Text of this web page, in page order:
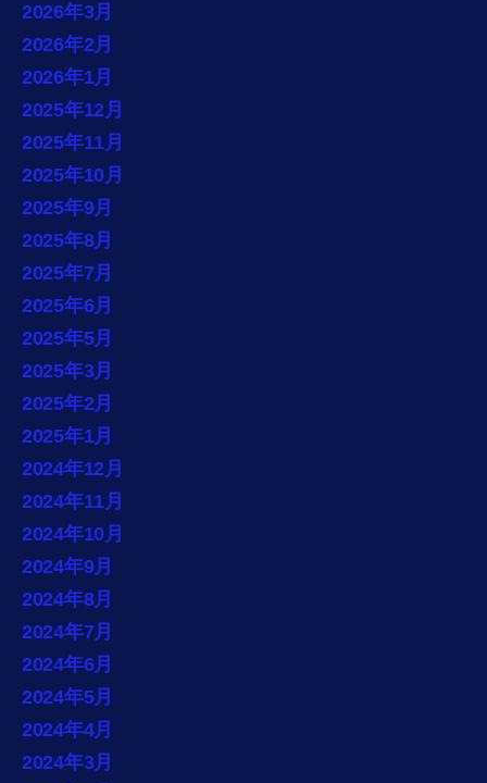
2026年3月
2026年2月
2026年1月
2025年12月
2025年11月
2025年10月
2025年9月
2025年8月
2025年7月
2025年6月
2025年5月
2025年3月
2025年2月
2025年1月
2024年12月
2024年11月
2024年10月
2024年9月
2024年8月
2024年7月
2024年6月
2024年5月
2024年4月
2024年3月